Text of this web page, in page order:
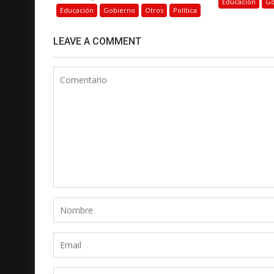
Educación Gobierno Otros Política
LEAVE A COMMENT